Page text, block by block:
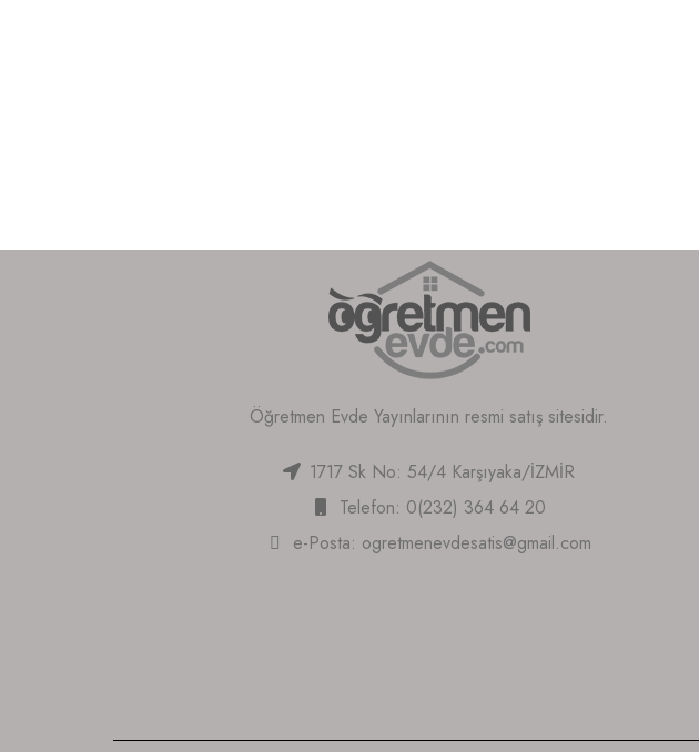
Öğretmen Evde Yayınlarının resmi satış sitesidir.
1717 Sk No: 54/4 Karşıyaka/İZMİR
Telefon: 0(232) 364 64 20
e-Posta: ogretmenevdesatis@gmail.com